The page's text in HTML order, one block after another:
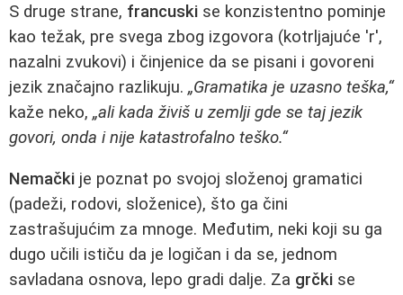
S druge strane, francuski se konzistentno pominje
kao težak, pre svega zbog izgovora (kotrljajuće 'r',
nazalni zvukovi) i činjenice da se pisani i govoreni
jezik značajno razlikuju. „Gramatika je uzasno teška,“
kaže neko, „ali kada živiš u zemlji gde se taj jezik
govori, onda i nije katastrofalno teško.“
Nemački je poznat po svojoj složenoj gramatici
(padeži, rodovi, složenice), što ga čini
zastrašujućim za mnoge. Međutim, neki koji su ga
dugo učili ističu da je logičan i da se, jednom
savladana osnova, lepo gradi dalje. Za grčki se